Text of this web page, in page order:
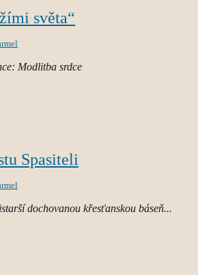
světa“
Modlitba srdce
Spasiteli
dochovanou křesťanskou báseň...